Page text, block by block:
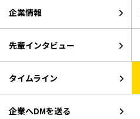
企業情報
先輩インタビュー
タイムライン
企業へDMを送る